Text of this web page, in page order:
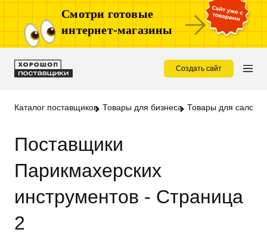
Смотри готовые
интернет-магазины
Создать сайт
Каталог поставщиков Товары для бизнеса Товары для
Поставщики
Парикмахерских
инструментов - Страница
2